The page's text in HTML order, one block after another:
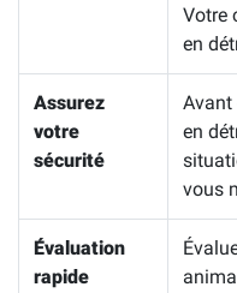
Votre
en
Assurez
votre
sécurité
Avant
en
vous
Évaluation
rapide